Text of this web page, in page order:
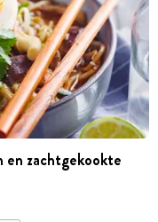
en zachtgekookte